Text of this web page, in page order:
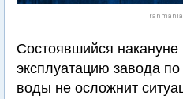
Состоявшийся
эксплуатацию завода
воды не осложнит